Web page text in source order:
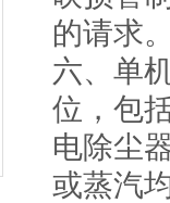
的请求
六、单
位，包
电除尘
或蒸汽